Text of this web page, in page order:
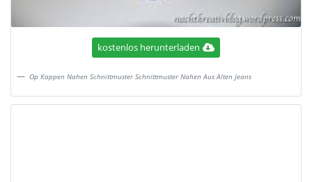
kostenlos herunterladen
Op Kappen Nahen Schnittmuster Schnittmuster Nahen Aus Alten Jeans